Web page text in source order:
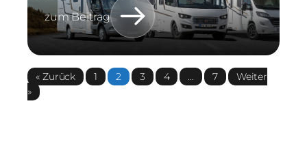
zum Beitrag
« Zurück 1 2 3 4 ... 7
Weiter
»